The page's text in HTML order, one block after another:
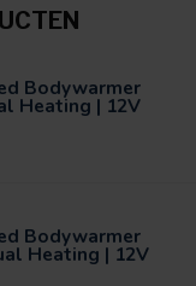
Bodywarmer
Heating | 12V
Bodywarmer
Heating | 12V